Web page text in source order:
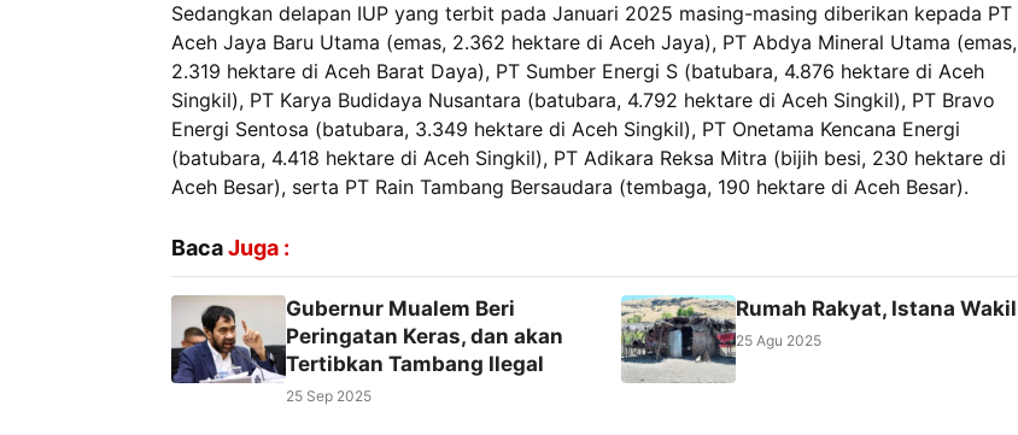
Sedangkan delapan IUP yang terbit pada Januari 2025 masing-masing diberikan kepada PT
Aceh Jaya Baru Utama (emas, 2.362 hektare di Aceh Jaya), PT Abdya Mineral Utama (emas,
2.319 hektare di Aceh Barat Daya), PT Sumber Energi S (batubara, 4.876 hektare di Aceh
Singkil), PT Karya Budidaya Nusantara (batubara, 4.792 hektare di Aceh Singkil), PT Bravo
Energi Sentosa (batubara, 3.349 hektare di Aceh Singkil), PT Onetama Kencana Energi
(batubara, 4.418 hektare di Aceh Singkil), PT Adikara Reksa Mitra (bijih besi, 230 hektare di
Aceh Besar), serta PT Rain Tambang Bersaudara (tembaga, 190 hektare di Aceh Besar).
BacaJuga :
Gubernur Mualem Beri
Peringatan Keras, dan akan
Tertibkan Tambang Ilegal
25 Sep 2025
Rumah Rakyat, Istana Wakil
25 Agu 2025